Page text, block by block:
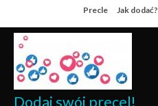
to
content
Precle Jak dodać?
Dodaj swój precel!